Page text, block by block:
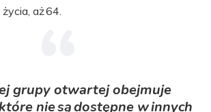
aż 64.
grupy otwartej obejmuje
nie są dostępne w innych